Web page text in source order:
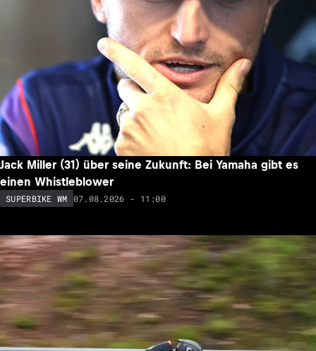
Jack Miller (31) über seine Zukunft: Bei Yamaha gibt es
einen Whistleblower
SUPERBIKE WM 07.08.2026 - 11:00